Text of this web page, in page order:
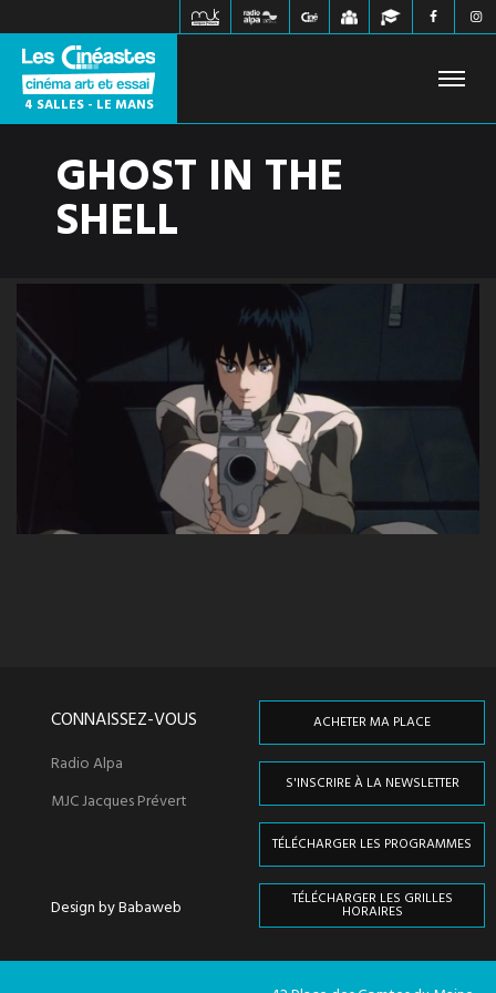
4 SALLES - LE MANS
FILMS À L'AFFICHE PROCHAINEMENT
JEUNE PUBLIC
INFOS PRATIQUES CONTACT
GHOST IN THE
SHELL
CONNAISSEZ-VOUS
Radio Alpa
MJC Jacques Prévert
Design by Babaweb
ACHETER MA PLACE
S'INSCRIRE À LA NEWSLETTER
TÉLÉCHARGER LES PROGRAMMES
TÉLÉCHARGER LES GRILLES
HORAIRES